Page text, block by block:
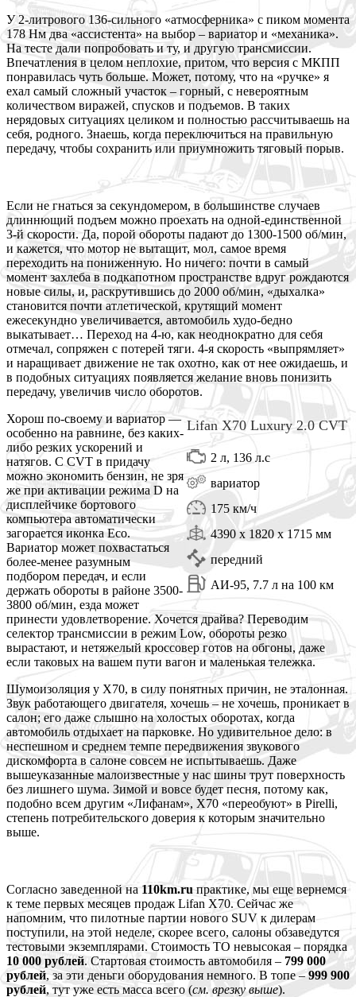
У 2-литрового 136-сильного «атмосферника» с пиком момента
178 Нм два «ассистента» на выбор – вариатор и «механика».
На тесте дали попробовать и ту, и другую трансмиссии.
Впечатления в целом неплохие, притом, что версия с МКПП
понравилась чуть больше. Может, потому, что на «ручке» я
ехал самый сложный участок – горный, с невероятным
количеством виражей, спусков и подъемов. В таких
нерядовых ситуациях целиком и полностью рассчитываешь на
себя, родного. Знаешь, когда переключиться на правильную
передачу, чтобы сохранить или приумножить тяговый порыв.
Если не гнаться за секундомером, в большинстве случаев
длиннющий подъем можно проехать на одной-единственной
3-й скорости. Да, порой обороты падают до 1300-1500 об/мин,
и кажется, что мотор не вытащит, мол, самое время
переходить на пониженную. Но ничего: почти в самый
момент захлеба в подкапотном пространстве вдруг рождаются
новые силы, и, раскрутившись до 2000 об/мин, «дыхалка»
становится почти атлетической, крутящий момент
ежесекундно увеличивается, автомобиль худо-бедно
выкатывает… Переход на 4-ю, как неоднократно для себя
отмечал, сопряжен с потерей тяги. 4-я скорость «выпрямляет»
и наращивает движение не так охотно, как от нее ожидаешь, и
в подобных ситуациях появляется желание вновь понизить
передачу, увеличив число оборотов.
Lifan X70 Luxury 2.0 CVT
2 л, 136 л.с
вариатор
175 км/ч
4390 x 1820 x 1715 мм
передний
АИ-95, 7.7 л на 100 км
Хорош по-своему и вариатор —
особенно на равнине, без каких-
либо резких ускорений и
натягов. С CVT в придачу
можно экономить бензин, не зря
же при активации режима D на
дисплейчике бортового
компьютера автоматически
загорается иконка Eco.
Вариатор может похвастаться
более-менее разумным
подбором передач, и если
держать обороты в районе 3500-
3800 об/мин, езда может
принести удовлетворение. Хочется драйва? Переводим
селектор трансмиссии в режим Low, обороты резко
вырастают, и нетяжелый кроссовер готов на обгоны, даже
если таковых на вашем пути вагон и маленькая тележка.
Шумоизоляция у X70, в силу понятных причин, не эталонная.
Звук работающего двигателя, хочешь – не хочешь, проникает в
салон; его даже слышно на холостых оборотах, когда
автомобиль отдыхает на парковке. Но удивительное дело: в
неспешном и среднем темпе передвижения звукового
дискомфорта в салоне совсем не испытываешь. Даже
вышеуказанные малоизвестные у нас шины трут поверхность
без лишнего шума. Зимой и вовсе будет песня, потому как,
подобно всем другим «Лифанам», X70 «переобуют» в Pirelli,
степень потребительского доверия к которым значительно
выше.
Согласно заведенной на 110km.ruпрактике, мы еще вернемся
к теме первых месяцев продаж Lifan X70. Сейчас же
напомним, что пилотные партии нового SUV к дилерам
поступили, на этой неделе, скорее всего, салоны обзаведутся
тестовыми экземплярами. Стоимость ТО невысокая – порядка
10 000 рублей. Стартовая стоимость автомобиля – 799 000
рублей, за эти деньги оборудования немного. В топе –999 900
рублей, тут уже есть масса всего (см. врезку выше).